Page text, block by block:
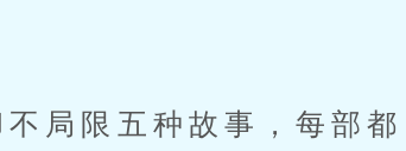
局限五种故事，每部都